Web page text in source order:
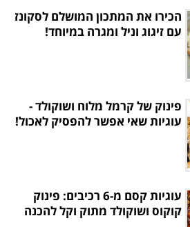
הכירו את המתכון המושלם לסקונז
עם זיגוג וניל ומגרה במיוחד!
פינוק של קרמל מלוח ושוקולד -
עוגיות שאי אפשר להפסיק לאכול!
עוגיות קסם מ-6 רכיבים: פינוק
קוקוס ושוקולד מתוק וקל להכנה